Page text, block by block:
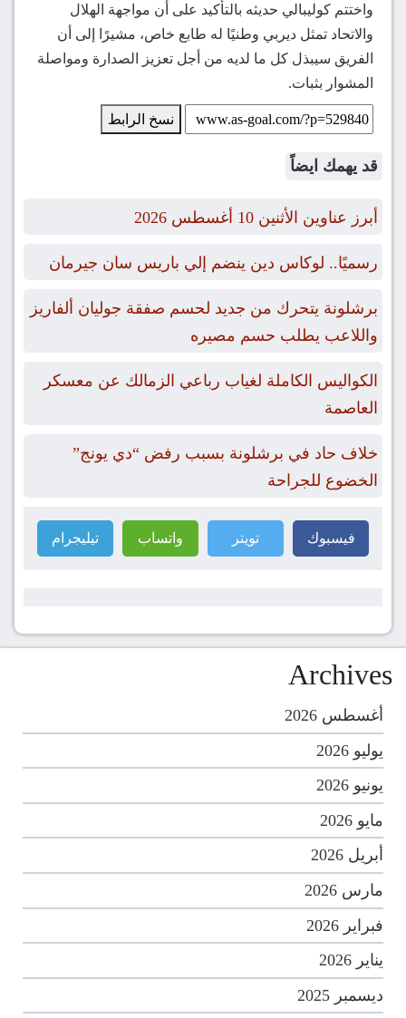
واختتم كوليبالي حديثه بالتأكيد على أن مواجهة الهلال
والاتحاد تمثل ديربي وطنيًا له طابع خاص، مشيرًا إلى أن
الفريق سيبذل كل ما لديه من أجل تعزيز الصدارة ومواصلة
المشوار بثبات.
نسخ الرابط
قد يهمك ايضاً
أبرز عناوين الأثنين 10 أغسطس 2026
رسميًا.. لوكاس دين ينضم إلي باريس سان جيرمان
برشلونة يتحرك من جديد لحسم صفقة جوليان ألفاريز
واللاعب يطلب حسم مصيره
الكواليس الكاملة لغياب رباعي الزمالك عن معسكر
العاصمة
خلاف حاد في برشلونة بسبب رفض “دي يونج”
الخضوع للجراحة
فيسبوك تويتر واتساب تيليجرام
Archives
أغسطس 2026
يوليو 2026
يونيو 2026
مايو 2026
أبريل 2026
مارس 2026
فبراير 2026
يناير 2026
ديسمبر 2025